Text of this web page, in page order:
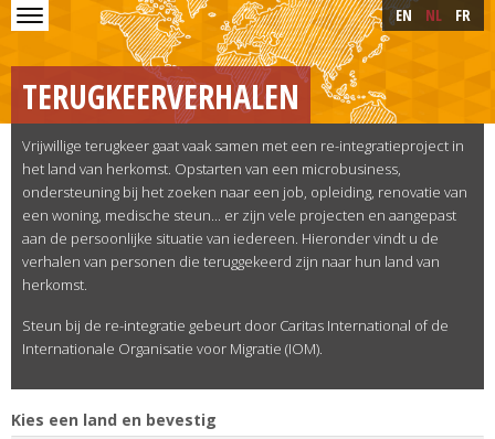
Skip
to
content
Skip to main content EN NL FR
TERUGKEERVERHALEN
Vrijwillige terugkeer gaat vaak samen met een re-integratieproject in
het land van herkomst. Opstarten van een microbusiness,
ondersteuning bij het zoeken naar een job, opleiding, renovatie van
een woning, medische steun... er zijn vele projecten en aangepast
aan de persoonlijke situatie van iedereen. Hieronder vindt u de
verhalen van personen die teruggekeerd zijn naar hun land van
herkomst.
Steun bij de re-integratie gebeurt door Caritas International of de
Internationale Organisatie voor Migratie (IOM).
Kies een land en bevestig